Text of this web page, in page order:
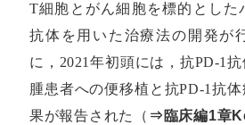
T細胞とがん細胞を標的とした
抗体を用いた治療法の開発が
に，2021年初頭には，抗PD-1
腫患者への便移植と抗PD-1抗
果が報告された（ ⇒臨床編1章